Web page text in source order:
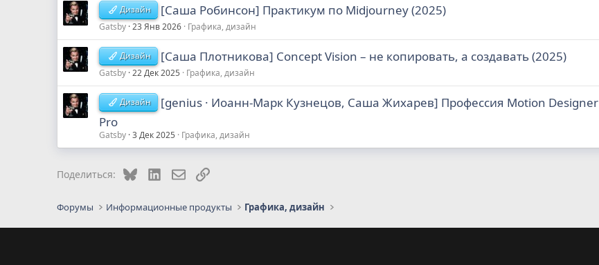
Дизайн [Саша Робинсон] Практикум по Midjourney (2025)
Gatsby 23 Янв 2026 Графика, дизайн
Дизайн [Саша Плотникова] Concept Vision – не копировать, а создавать (2025)
Gatsby 22 Дек 2025 Графика, дизайн
Дизайн
[genius · Иоанн-Марк Кузнецов, Саша Жихарев] Профессия Motion Designer
Pro
Gatsby 3 Дек 2025 Графика, дизайн
Поделиться: BlueskyLinkedInЭлектронная почта
Ссылка
Форумы Информационные продукты Графика, дизайн